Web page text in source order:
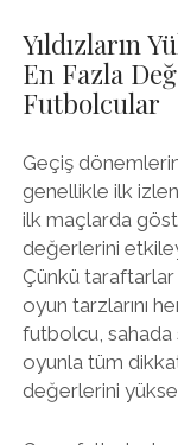
Yıldızların
En Fazla
Futbolcular
Geçiş
genellikle ilk
ilk maçlarda
değerlerini
Çünkü
oyun tarzlarını
futbolcu,
oyunla tüm
değerlerini